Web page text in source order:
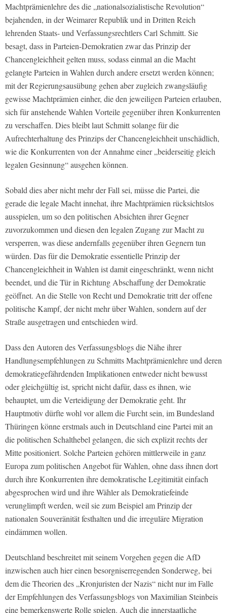
Machtprämienlehre des die „nationalsozialistische Revolution“
bejahenden, in der Weimarer Republik und in Dritten Reich
lehrenden Staats- und Verfassungsrechtlers Carl Schmitt. Sie
besagt, dass in Parteien-Demokratien zwar das Prinzip der
Chancengleichheit gelten muss, sodass einmal an die Macht
gelangte Parteien in Wahlen durch andere ersetzt werden können;
mit der Regierungsausübung gehen aber zugleich zwangsläufig
gewisse Machtprämien einher, die den jeweiligen Parteien erlauben,
sich für anstehende Wahlen Vorteile gegenüber ihren Konkurrenten
zu verschaffen. Dies bleibt laut Schmitt solange für die
Aufrechterhaltung des Prinzips der Chancengleichheit unschädlich,
wie die Konkurrenten von der Annahme einer „beiderseitig gleich
legalen Gesinnung“ ausgehen können.
Sobald dies aber nicht mehr der Fall sei, müsse die Partei, die
gerade die legale Macht innehat, ihre Machtprämien rücksichtslos
ausspielen, um so den politischen Absichten ihrer Gegner
zuvorzukommen und diesen den legalen Zugang zur Macht zu
versperren, was diese andernfalls gegenüber ihren Gegnern tun
würden. Das für die Demokratie essentielle Prinzip der
Chancengleichheit in Wahlen ist damit eingeschränkt, wenn nicht
beendet, und die Tür in Richtung Abschaffung der Demokratie
geöffnet. An die Stelle von Recht und Demokratie tritt der offene
politische Kampf, der nicht mehr über Wahlen, sondern auf der
Straße ausgetragen und entschieden wird.
Dass den Autoren des Verfassungsblogs die Nähe ihrer
Handlungsempfehlungen zu Schmitts Machtprämienlehre und deren
demokratiegefährdenden Implikationen entweder nicht bewusst
oder gleichgültig ist, spricht nicht dafür, dass es ihnen, wie
behauptet, um die Verteidigung der Demokratie geht. Ihr
Hauptmotiv dürfte wohl vor allem die Furcht sein, im Bundesland
Thüringen könne erstmals auch in Deutschland eine Partei mit an
die politischen Schalthebel gelangen, die sich explizit rechts der
Mitte positioniert. Solche Parteien gehören mittlerweile in ganz
Europa zum politischen Angebot für Wahlen, ohne dass ihnen dort
durch ihre Konkurrenten ihre demokratische Legitimität einfach
abgesprochen wird und ihre Wähler als Demokratiefeinde
verunglimpft werden, weil sie zum Beispiel am Prinzip der
nationalen Souveränität festhalten und die irreguläre Migration
eindämmen wollen.
Deutschland beschreitet mit seinem Vorgehen gegen die AfD
inzwischen auch hier einen besorgniserregenden Sonderweg, bei
dem die Theorien des „Kronjuristen der Nazis“ nicht nur im Falle
der Empfehlungen des Verfassungsblogs von Maximilian Steinbeis
eine bemerkenswerte Rolle spielen. Auch die innerstaatliche